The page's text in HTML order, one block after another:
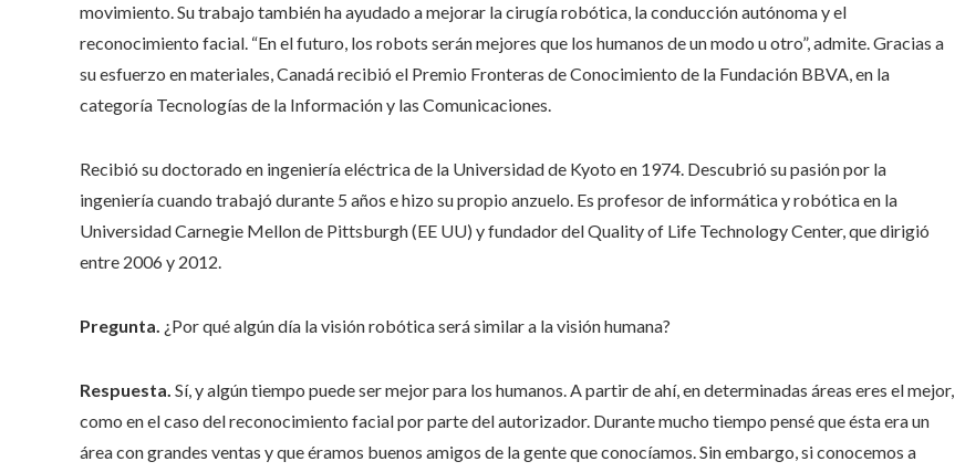
movimiento. Su trabajo también ha ayudado a mejorar la cirugía robótica, la conducción autónoma y el
reconocimiento facial. “En el futuro, los robots serán mejores que los humanos de un modo u otro”, admite. Gracias a
su esfuerzo en materiales, Canadá recibió el Premio Fronteras de Conocimiento de la Fundación BBVA, en la
categoría Tecnologías de la Información y las Comunicaciones.
Recibió su doctorado en ingeniería eléctrica de la Universidad de Kyoto en 1974. Descubrió su pasión por la
ingeniería cuando trabajó durante 5 años e hizo su propio anzuelo. Es profesor de informática y robótica en la
Universidad Carnegie Mellon de Pittsburgh (EE UU) y fundador del Quality of Life Technology Center, que dirigió
entre 2006 y 2012.
Pregunta. ¿Por qué algún día la visión robótica será similar a la visión humana?
Respuesta. Sí, y algún tiempo puede ser mejor para los humanos. A partir de ahí, en determinadas áreas eres el mejor,
como en el caso del reconocimiento facial por parte del autorizador. Durante mucho tiempo pensé que ésta era un
área con grandes ventas y que éramos buenos amigos de la gente que conocíamos. Sin embargo, si conocemos a